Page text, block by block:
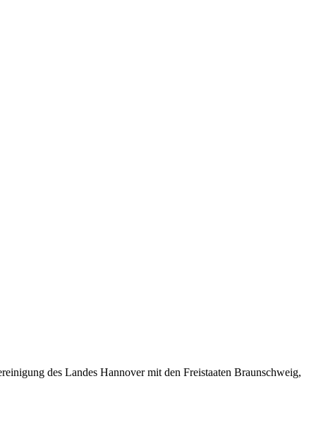
des Landes Hannover mit den Freistaaten Braunschweig,